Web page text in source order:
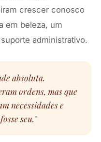
crescer conosco
em beleza, um
administrativo.
absoluta.
ordens, mas que
necessidades e
seu."